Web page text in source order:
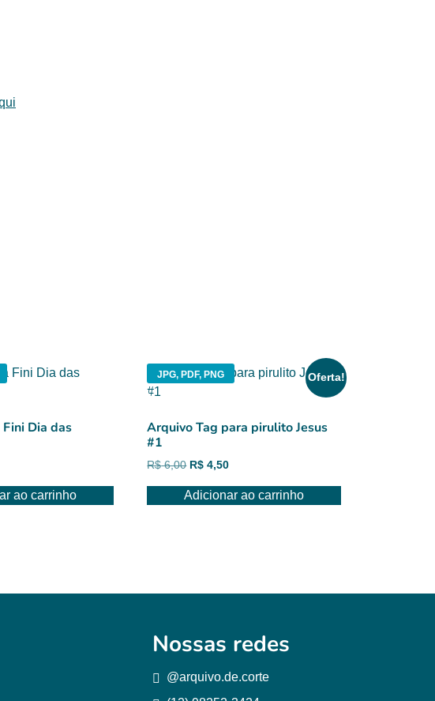
Dia das
ao carrinho
JPG, PDF, PNG Oferta!
Arquivo Tag para pirulito Jesus
#1
R$6,00 O
original
R$ 4,50O
atual
Adicionar ao carrinho
Nossas redes
@arquivo.de.corte